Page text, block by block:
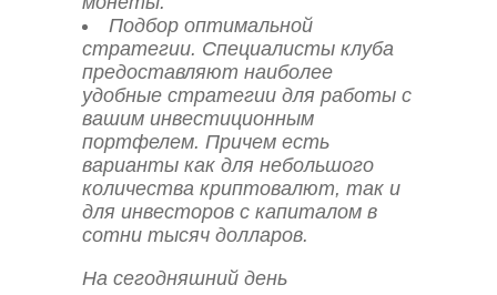
Подбор оптимальной
стратегии. Специалисты клуба
предоставляют наиболее
удобные стратегии для работы с
вашим инвестиционным
портфелем. Причем есть
варианты как для небольшого
количества криптовалют, так и
для инвесторов с капиталом в
сотни тысяч долларов.
На сегодняшний день